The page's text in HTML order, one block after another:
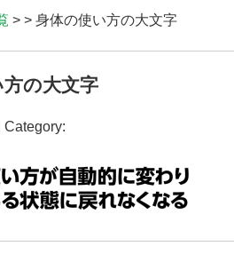
> > 身体の使い方の大文字
の大文字
Category: